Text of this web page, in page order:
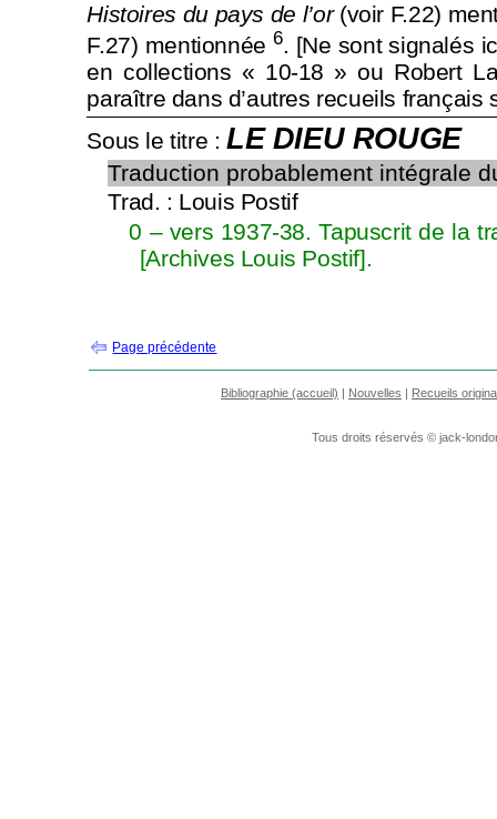
Histoires du pays de l’or(voir F.22)
F.27) mentionnée6. [Ne sont signalés
en collections « 10-18 » ou Robert
paraître dans d’autres recueils
Sous le titre :LE DIEU ROUGE
Traduction probablement intégrale
Trad. : Louis Postif
0 – vers 1937-38. Tapuscrit de la
[Archives Louis Postif].
Page précédente
Bibliographie (accueil) | Nouvelles | Recueils
Tous droits réservés © jack-